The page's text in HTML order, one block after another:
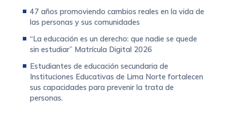
47 años promoviendo cambios reales en la vida de
las personas y sus comunidades
“La educación es un derecho: que nadie se quede
sin estudiar” Matrícula Digital 2026
Estudiantes de educación secundaria de
Instituciones Educativas de Lima Norte fortalecen
sus capacidades para prevenir la trata de
personas.